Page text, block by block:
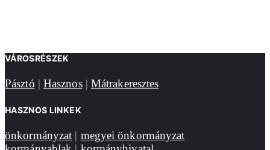
VÁROSRÉSZEK
Pásztó | Hasznos| Mátrakeresztes
HASZNOS LINKEK
önkormányzat | megyei önkormányzat